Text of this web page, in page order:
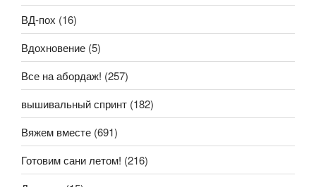
ВД-пох (16)
Вдохновение (5)
Все на абордаж! (257)
вышивальный спринт (182)
Вяжем вместе (691)
Готовим сани летом! (216)